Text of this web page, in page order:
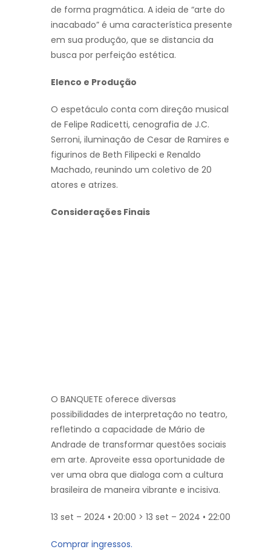
de forma pragmática. A ideia de “arte do
inacabado” é uma característica presente
em sua produção, que se distancia da
busca por perfeição estética.
Elenco e Produção
O espetáculo conta com direção musical
de Felipe Radicetti, cenografia de J.C.
Serroni, iluminação de Cesar de Ramires e
figurinos de Beth Filipecki e Renaldo
Machado, reunindo um coletivo de 20
atores e atrizes.
Considerações Finais
O BANQUETE oferece diversas
possibilidades de interpretação no teatro,
refletindo a capacidade de Mário de
Andrade de transformar questões sociais
em arte. Aproveite essa oportunidade de
ver uma obra que dialoga com a cultura
brasileira de maneira vibrante e incisiva.
13 set – 2024 • 20:00 > 13 set – 2024 • 22:00
Comprar ingressos.